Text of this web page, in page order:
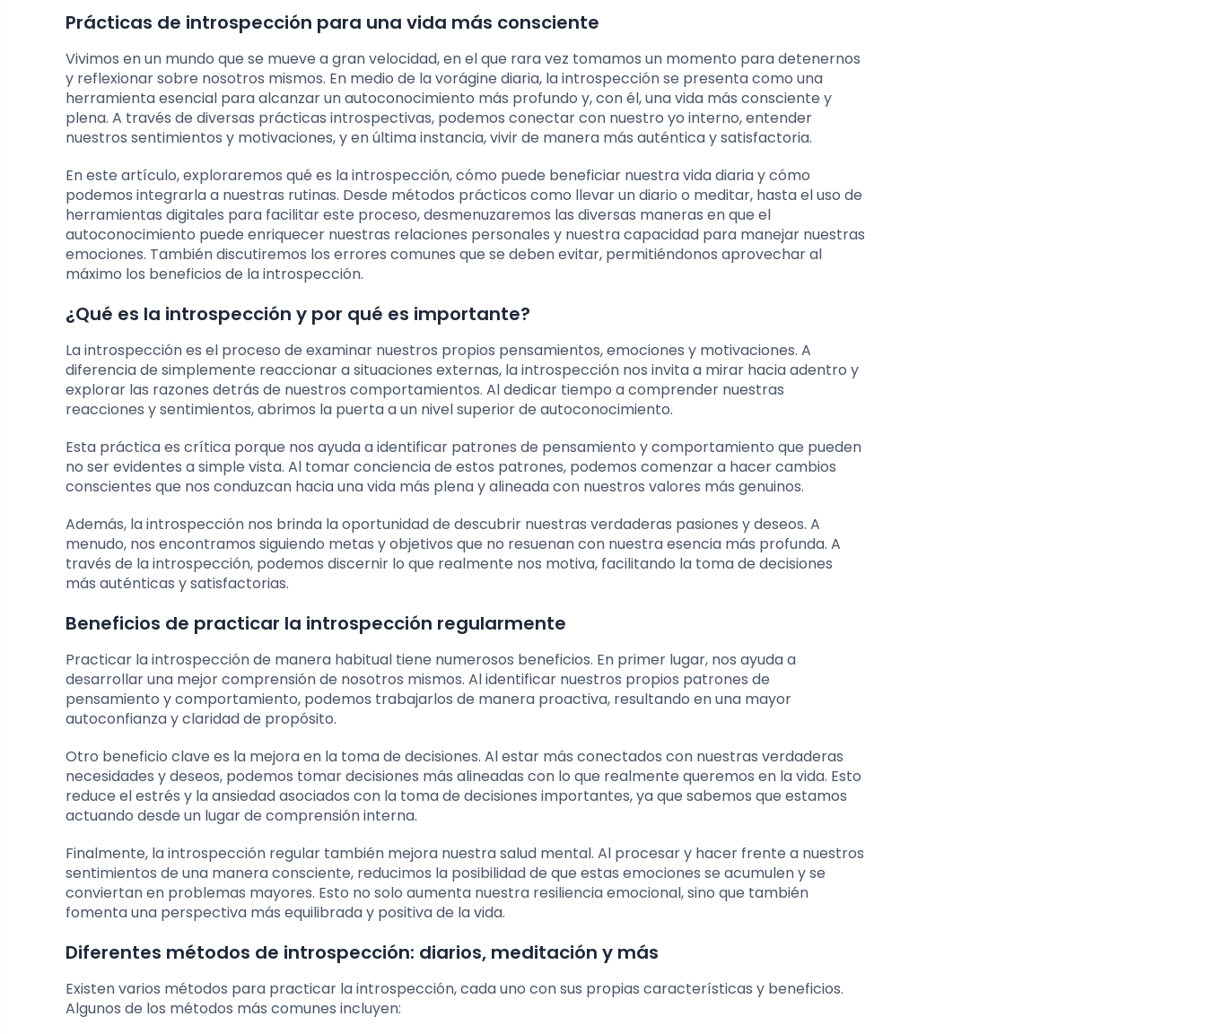
Prácticas de introspección para una vida más consciente
Vivimos en un mundo que se mueve a gran velocidad, en el que rara vez tomamos un momento para detenernos
y reflexionar sobre nosotros mismos. En medio de la vorágine diaria, la introspección se presenta como una
herramienta esencial para alcanzar un autoconocimiento más profundo y, con él, una vida más consciente y
plena. A través de diversas prácticas introspectivas, podemos conectar con nuestro yo interno, entender
nuestros sentimientos y motivaciones, y en última instancia, vivir de manera más auténtica y satisfactoria.
En este artículo, exploraremos qué es la introspección, cómo puede beneficiar nuestra vida diaria y cómo
podemos integrarla a nuestras rutinas. Desde métodos prácticos como llevar un diario o meditar, hasta el uso de
herramientas digitales para facilitar este proceso, desmenuzaremos las diversas maneras en que el
autoconocimiento puede enriquecer nuestras relaciones personales y nuestra capacidad para manejar nuestras
emociones. También discutiremos los errores comunes que se deben evitar, permitiéndonos aprovechar al
máximo los beneficios de la introspección.
¿Qué es la introspección y por qué es importante?
La introspección es el proceso de examinar nuestros propios pensamientos, emociones y motivaciones. A
diferencia de simplemente reaccionar a situaciones externas, la introspección nos invita a mirar hacia adentro y
explorar las razones detrás de nuestros comportamientos. Al dedicar tiempo a comprender nuestras
reacciones y sentimientos, abrimos la puerta a un nivel superior de autoconocimiento.
Esta práctica es crítica porque nos ayuda a identificar patrones de pensamiento y comportamiento que pueden
no ser evidentes a simple vista. Al tomar conciencia de estos patrones, podemos comenzar a hacer cambios
conscientes que nos conduzcan hacia una vida más plena y alineada con nuestros valores más genuinos.
Además, la introspección nos brinda la oportunidad de descubrir nuestras verdaderas pasiones y deseos. A
menudo, nos encontramos siguiendo metas y objetivos que no resuenan con nuestra esencia más profunda. A
través de la introspección, podemos discernir lo que realmente nos motiva, facilitando la toma de decisiones
más auténticas y satisfactorias.
Beneficios de practicar la introspección regularmente
Practicar la introspección de manera habitual tiene numerosos beneficios. En primer lugar, nos ayuda a
desarrollar una mejor comprensión de nosotros mismos. Al identificar nuestros propios patrones de
pensamiento y comportamiento, podemos trabajarlos de manera proactiva, resultando en una mayor
autoconfianza y claridad de propósito.
Otro beneficio clave es la mejora en la toma de decisiones. Al estar más conectados con nuestras verdaderas
necesidades y deseos, podemos tomar decisiones más alineadas con lo que realmente queremos en la vida. Esto
reduce el estrés y la ansiedad asociados con la toma de decisiones importantes, ya que sabemos que estamos
actuando desde un lugar de comprensión interna.
Finalmente, la introspección regular también mejora nuestra salud mental. Al procesar y hacer frente a nuestros
sentimientos de una manera consciente, reducimos la posibilidad de que estas emociones se acumulen y se
conviertan en problemas mayores. Esto no solo aumenta nuestra resiliencia emocional, sino que también
fomenta una perspectiva más equilibrada y positiva de la vida.
Diferentes métodos de introspección: diarios, meditación y más
Existen varios métodos para practicar la introspección, cada uno con sus propias características y beneficios.
Algunos de los métodos más comunes incluyen: